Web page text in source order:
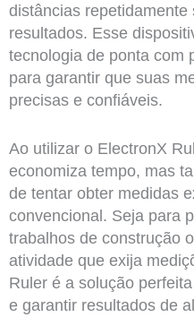
distâncias
resultados. Esse
tecnologia de ponta com
para garantir que suas
precisas e confiáveis.
Ao utilizar o ElectronX
economiza tempo, mas
de tentar obter medidas
convencional. Seja para
trabalhos de construção
atividade que exija
Ruler é a solução
e garantir resultados de